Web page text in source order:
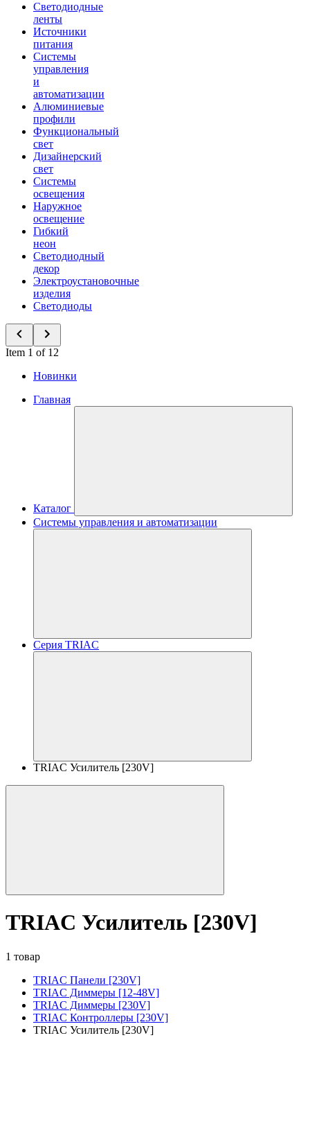
Светодиодные
ленты
Источники
питания
Системы
управления
и
автоматизации
Алюминиевые
профили
Функциональный
свет
Дизайнерский
свет
Системы
освещения
Наружное
освещение
Гибкий
неон
Светодиодный
декор
Электроустановочные
изделия
Светодиоды
Item 1 of 12
Новинки
Главная
Каталог
Системы управления и автоматизации
Серия TRIAC
TRIAC Усилитель [230V]
TRIAC Усилитель [230V]
1 товар
TRIAC Панели [230V]
TRIAC Диммеры [12-48V]
TRIAC Диммеры [230V]
TRIAC Контроллеры [230V]
TRIAC Усилитель [230V]